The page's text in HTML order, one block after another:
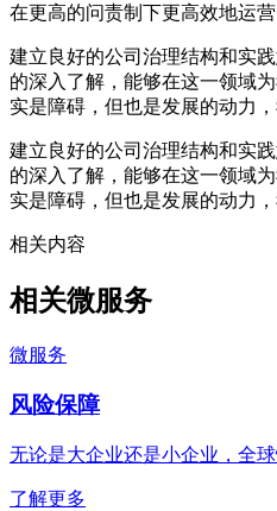
在更高的问责制下更高效地运营
建立良好的公司治理结构和实
的深入了解，能够在这一领域
实是障碍，但也是发展的动力
建立良好的公司治理结构和实
的深入了解，能够在这一领域
实是障碍，但也是发展的动力
相关内容
相关微服务
微服务
风险保障
无论是大企业还是小企业，全
了解更多